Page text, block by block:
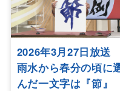
2026年3月27日放送
雨水から春分の頃に
んだ一文字は『節』